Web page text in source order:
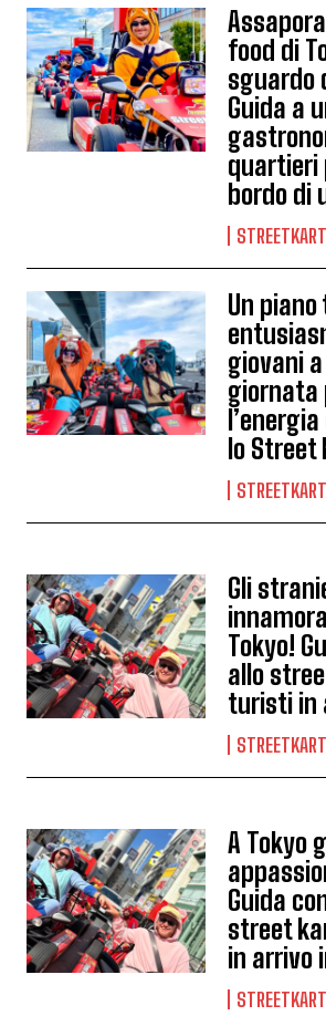
food di
sguardo
Guida a
quartieri
bordo di
STREETKART
Un
giovani
giornata
lo Street
STREETKART
Gli
Tokyo!
allo
turisti in
STREETKART
A Tokyo
Guida
street
in arrivo
STREETKART